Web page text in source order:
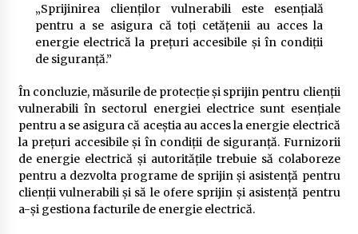
„Sprijinirea clienților vulnerabili este esențială
pentru a se asigura că toți cetățenii au acces la
energie electrică la prețuri accesibile și în condiții
de siguranță.”
În concluzie, măsurile de protecție și sprijin pentru clienții
vulnerabili în sectorul energiei electrice sunt esențiale
pentru a se asigura că aceștia au acces la energie electrică
la prețuri accesibile și în condiții de siguranță. Furnizorii
de energie electrică și autoritățile trebuie să colaboreze
pentru a dezvolta programe de sprijin și asistență pentru
clienții vulnerabili și să le ofere sprijin și asistență pentru
a-și gestiona facturile de energie electrică.